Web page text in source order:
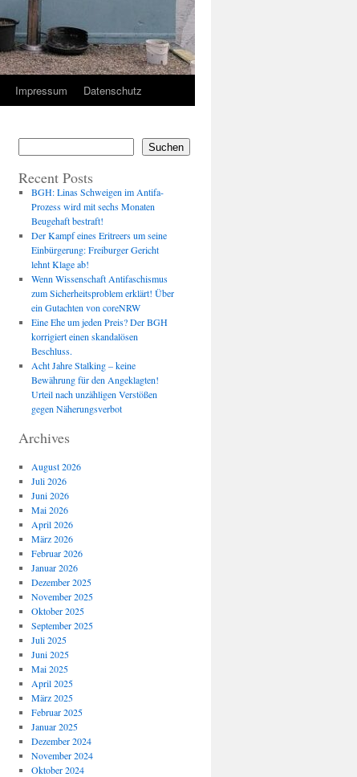
Impressum Datenschutz
Suchen
Recent Posts
BGH: Linas Schweigen im Antifa-
Prozess wird mit sechs Monaten
Beugehaft bestraft!
Der Kampf eines Eritreers um seine
Einbürgerung: Freiburger Gericht
lehnt Klage ab!
Wenn Wissenschaft Antifaschismus
zum Sicherheitsproblem erklärt! Über
ein Gutachten von coreNRW
Eine Ehe um jeden Preis? Der BGH
korrigiert einen skandalösen
Beschluss.
Acht Jahre Stalking – keine
Bewährung für den Angeklagten!
Urteil nach unzähligen Verstößen
gegen Näherungsverbot
Archives
August 2026
Juli 2026
Juni 2026
Mai 2026
April 2026
März 2026
Februar 2026
Januar 2026
Dezember 2025
November 2025
Oktober 2025
September 2025
Juli 2025
Juni 2025
Mai 2025
April 2025
März 2025
Februar 2025
Januar 2025
Dezember 2024
November 2024
Oktober 2024